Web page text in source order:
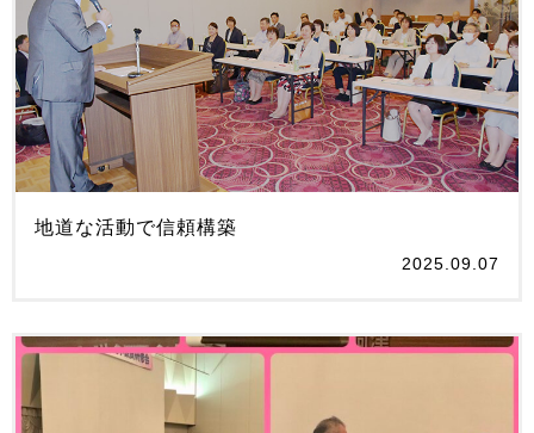
地道な活動で信頼構築
2025.09.07